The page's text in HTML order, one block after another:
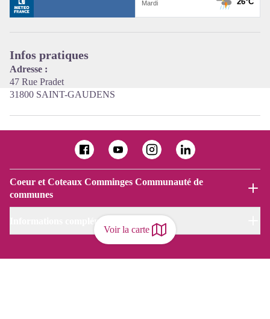
Voir la carte
Infos pratiques
Adresse :
47 Rue Pradet
31800 SAINT-GAUDENS
Coeur et Coteaux Comminges Communauté de
communes
Informations complémentaires